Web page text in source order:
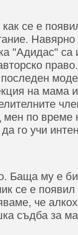
се е
"Адидас" са
на мама
мен по време
го учи
Баща му е
се е
че
съдба за